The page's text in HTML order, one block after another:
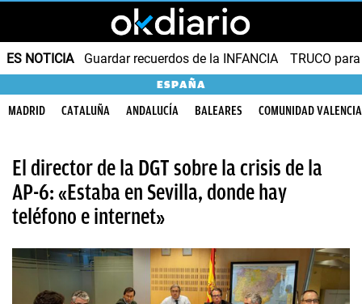
ES NOTICIA Guardar recuerdos de la INFANCIA TRUCO
ESPAÑA
MADRID CATALUÑA ANDALUCÍA BALEARES COMUNIDAD
El director de la DGT sobre la crisis de la
AP-6: «Estaba en Sevilla, donde hay
teléfono e internet»